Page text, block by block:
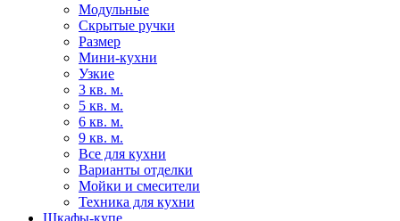
Модульные
Скрытые ручки
Размер
Мини-кухни
Узкие
3 кв. м.
5 кв. м.
6 кв. м.
9 кв. м.
Все для кухни
Варианты отделки
Мойки и смесители
Техника для кухни
Шкафы-купе